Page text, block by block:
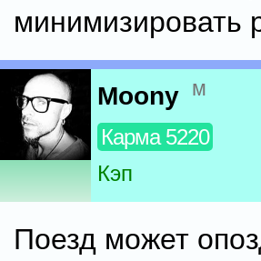
минимизировать
Moony м
Карма 5220
Кэп
Поезд может